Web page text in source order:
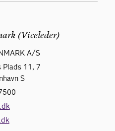
(Viceleder)
A/S
Plads 11, 7
S